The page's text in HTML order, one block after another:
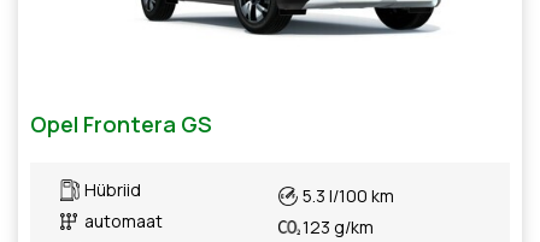
Opel Frontera GS
Hübriid
automaat
5.3 l/100 km
123 g/km